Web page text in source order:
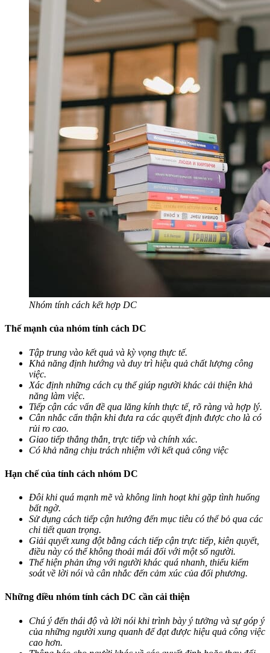
Nhóm tính cách kết hợp DC
Thế mạnh của nhóm tính cách DC
Tập trung vào kết quả và kỳ vọng thực tế.
Khả năng định hướng và duy trì hiệu quả chất lượng công
việc.
Xác định những cách cụ thể giúp người khác cải thiện khả
năng làm việc.
Tiếp cận các vấn đề qua lăng kính thực tế, rõ ràng và hợp lý.
Cân nhắc cẩn thận khi đưa ra các quyết định được cho là có
rủi ro cao.
Giao tiếp thẳng thắn, trực tiếp và chính xác.
Có khả năng chịu trách nhiệm với kết quả công việc
Hạn chế của tính cách nhóm DC
Đôi khi quá mạnh mẽ và không linh hoạt khi gặp tình huống
bất ngờ.
Sử dụng cách tiếp cận hướng đến mục tiêu có thể bỏ qua các
chi tiết quan trọng.
Giải quyết xung đột bằng cách tiếp cận trực tiếp, kiên quyết,
điều này có thể không thoải mái đối với một số người.
Thể hiện phản ứng với người khác quá nhanh, thiếu kiểm
soát về lời nói và cân nhắc đến cảm xúc của đối phương.
Những điều nhóm tính cách DC cần cải thiện
Chú ý đến thái độ và lời nói khi trình bày ý tưởng và sự góp ý
của những người xung quanh để đạt được hiệu quả công việc
cao hơn.